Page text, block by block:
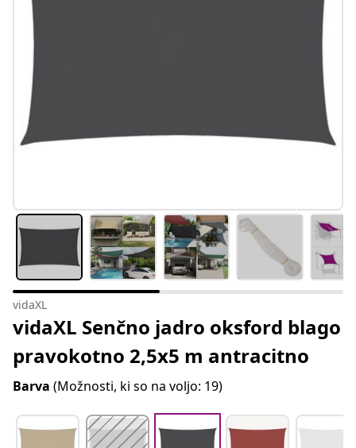
vidaXL
vidaXL Senčno jadro oksford blago
pravokotno 2,5x5 m antracitno
Barva (Možnosti, ki so na voljo: 19)